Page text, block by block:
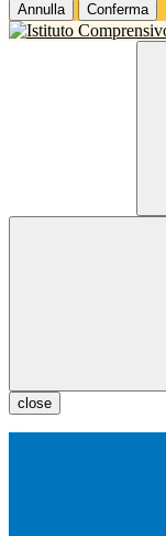
Annulla Conferma
close